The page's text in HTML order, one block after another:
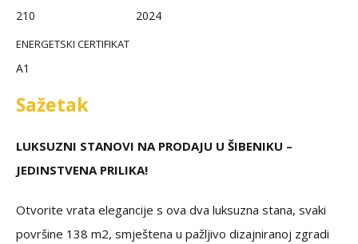
210 2024
ENERGETSKI CERTIFIKAT
A1
Sažetak
LUKSUZNI STANOVI NA PRODAJU U ŠIBENIKU –
JEDINSTVENA PRILIKA!
Otvorite vrata elegancije s ova dva luksuzna stana, svaki
površine 138 m2, smještena u pažljivo dizajniranoj zgradi